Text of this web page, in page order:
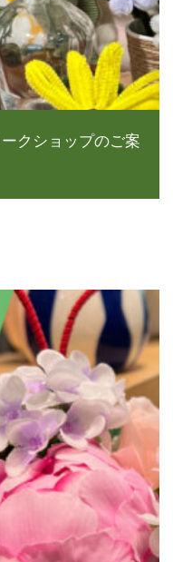
クショップのご案